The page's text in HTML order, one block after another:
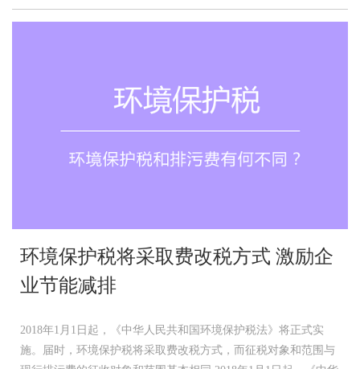
环境保护税将采取费改税方式 激励企
业节能减排
2018年1月1日起，《中华人民共和国环境保护税法》将正式实
施。届时，环境保护税将采取费改税方式，而征税对象和范围与